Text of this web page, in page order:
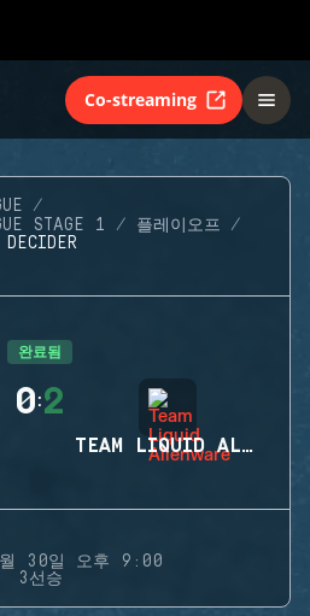
Co-streaming
STAGE 1
플레이오프
완료됨
0:2
TEAM LIQUID ALIENWARE
30일 오후 9:00
3선승